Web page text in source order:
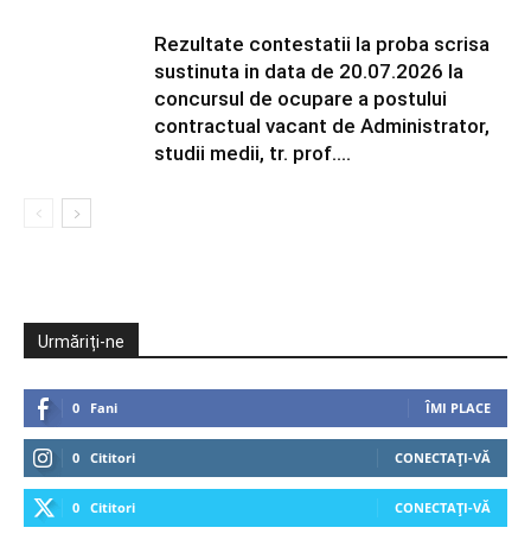
Rezultate contestatii la proba scrisa
sustinuta in data de 20.07.2026 la
concursul de ocupare a postului
contractual vacant de Administrator,
studii medii, tr. prof....
Urmăriți-ne
0 Fani ÎMI PLACE
0 Cititori CONECTAȚI-VĂ
0 Cititori CONECTAȚI-VĂ